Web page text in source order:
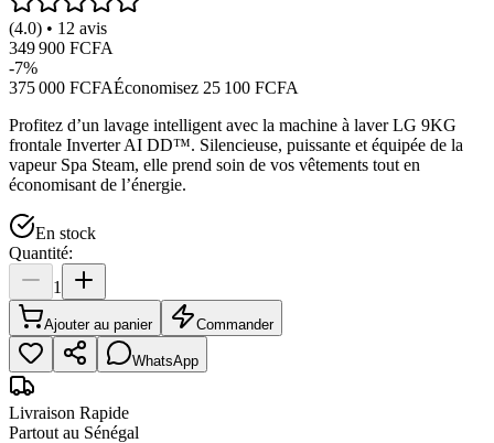
(4.0) • 12 avis
349 900 FCFA
-7%
375 000 FCFAÉconomisez 25 100 FCFA
Profitez d’un lavage intelligent avec la machine à laver LG 9KG
frontale Inverter AI DD™. Silencieuse, puissante et équipée de la
vapeur Spa Steam, elle prend soin de vos vêtements tout en
économisant de l’énergie.
En stock
Quantité:
1
Ajouter au panier Commander
WhatsApp
Livraison Rapide
Partout au Sénégal